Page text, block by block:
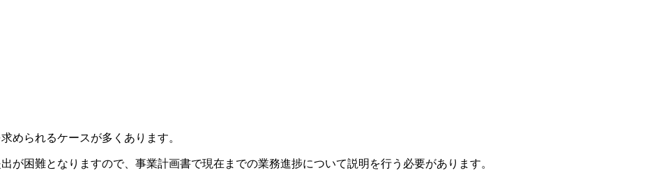
められるケースが多くあります。
が困難となりますので、事業計画書で現在までの業務進捗について説明を行う必要があります。